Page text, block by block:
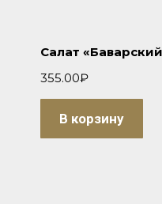
Салат
355.00₽
В корзину